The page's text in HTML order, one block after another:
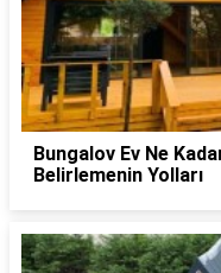
Bungalov Ev Ne
Belirlemenin Yolları